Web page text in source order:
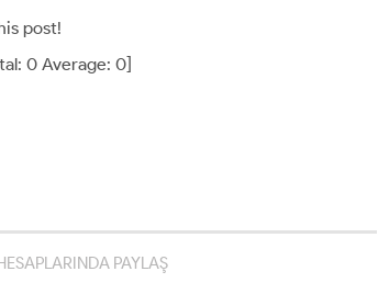
post!
0Average: 0]
PAYLAŞ